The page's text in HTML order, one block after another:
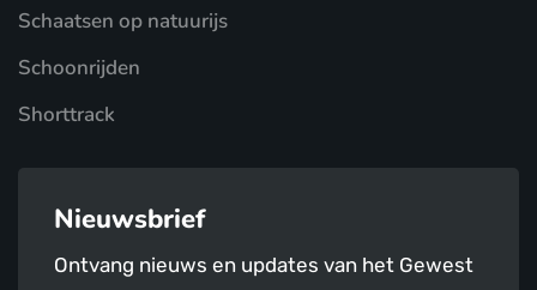
Schaatsen op natuurijs
Schoonrijden
Shorttrack
Nieuwsbrief
Ontvang nieuws en updates van het Gewest